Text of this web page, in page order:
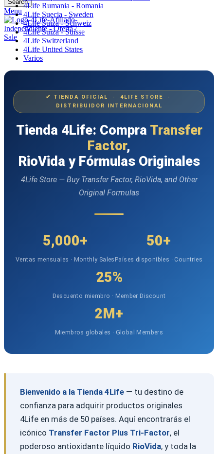
Search
Menu
4Life Rumania - Romania
4Life Suecia - Sweden
4Life Suiza - Schweiz
4Life Suiza - Suisse
4Life Switzerland
4Life United States
Varios
✔ TIENDA OFICIAL · 4LIFE STORE ·
DISTRIBUIDOR INTERNACIONAL
Tienda 4Life: Compra Transfer
Factor,
RioVida y Fórmulas Originales
4Life Store — Buy Transfer Factor, RioVida, and Other
Original Formulas
5,000+
Ventas mensuales · Monthly Sales
50+
Países disponibles · Countries
25%
Descuento miembro · Member Discount
2M+
Miembros globales · Global Members
Bienvenido a la Tienda 4Life— tu destino de
confianza para adquirir productos originales
4Life en más de 50 países. Aquí encontrarás el
icónico Transfer Factor Plus Tri-Factor, el
poderoso antioxidante líquido RioVida, y toda la